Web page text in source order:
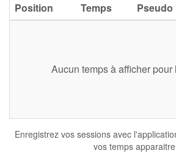
Position Temps Pseudo
Aucun temps à afficher pour
Enregistrez vos sessions avec
vos temps